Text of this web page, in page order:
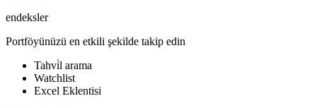
endeksler
Portföyünüzü en etkili şekilde takip edin
Tahvi̇l arama
Watchlist
Excel Eklentisi